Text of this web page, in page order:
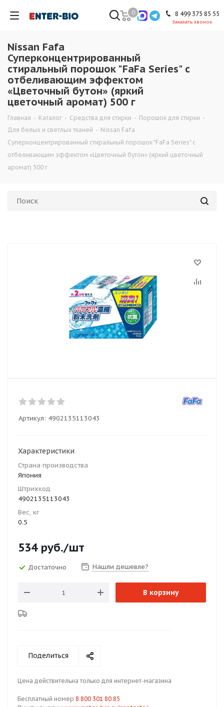
8 499 375 85 55
Заказать звонок
0
Nissan Fafa
Суперконцентрированный
стиральный порошок "FaFa Series" с
отбеливающим эффектом
«Цветочный бутон» (яркий
цветочный аромат) 500 г
Главная - Каталог - Средства для стирки - Порошок для стирки -
Для белых и светлых тканей - Nissan Fafa
Суперконцентрированный стиральный порошок "FaFa Series" с
отбеливающим эффектом «Цветочный бутон» (яркий цветочный
аромат) 500 г
Артикул: 4902135113043
Характеристики
Страна производства
Япония
Штрихкод
4902135113043
Вес, кг
0.5
534руб./шт
Достаточно Нашли дешевле?
В корзину
Поделиться
Цена действительна только для интернет-магазина
Бесплатный номер 8 800 301 80 85